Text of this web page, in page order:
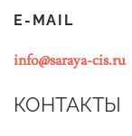
E-MAIL
info@saraya-cis.ru
КОНТАКТЫ